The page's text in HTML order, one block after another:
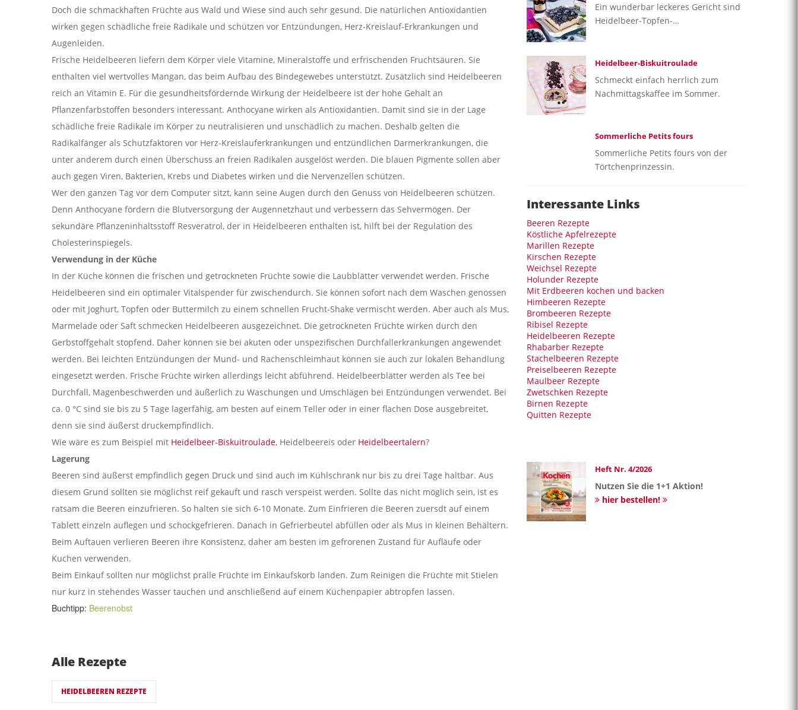
Doch die schmackhaften Früchte aus Wald und Wiese sind auch sehr gesund. Die natürlichen Antioxidantien
wirken gegen schädliche freie Radikale und schützen vor Entzündungen, Herz-Kreislauf-Erkrankungen und
Augenleiden.
Frische Heidelbeeren liefern dem Körper viele Vitamine, Mineralstoffe und erfrischenden Fruchtsäuren. Sie
enthalten viel wertvolles Mangan, das beim Aufbau des Bindegewebes unterstützt. Zusätzlich sind Heidelbeeren
reich an Vitamin E. Für die gesundheitsfördernde Wirkung der Heidelbeere ist der hohe Gehalt an
Pflanzenfarbstoffen besonders interessant. Anthocyane wirken als Antioxidantien. Damit sind sie in der Lage
schädliche freie Radikale im Körper zu neutralisieren und unschädlich zu machen. Deshalb gelten die
Radikalfänger als Schutzfaktoren vor Herz-Kreislauferkrankungen und entzündlichen Darmerkrankungen, die
unter anderem durch einen Überschuss an freien Radikalen ausgelöst werden. Die blauen Pigmente sollen aber
auch gegen Viren, Bakterien, Krebs und Diabetes wirken und die Nervenzellen schützen.
Wer den ganzen Tag vor dem Computer sitzt, kann seine Augen durch den Genuss von Heidelbeeren schützen.
Denn Anthocyane fördern die Blutversorgung der Augennetzhaut und verbessern das Sehvermögen. Der
sekundäre Pflanzeninhaltsstoff Resveratrol, der in Heidelbeeren enthalten ist, hilft bei der Regulation des
Cholesterinspiegels.
Verwendung in der Küche
In der Küche können die frischen und getrockneten Früchte sowie die Laubblätter verwendet werden. Frische
Heidelbeeren sind ein optimaler Vitalspender für zwischendurch. Sie können sofort nach dem Waschen genossen
oder mit Joghurt, Topfen oder Buttermilch zu einem schnellen Frucht-Shake vermischt werden. Aber auch als Mus,
Marmelade oder Saft schmecken Heidelbeeren ausgezeichnet. Die getrockneten Früchte wirken durch den
Gerbstoffgehalt stopfend. Daher können sie bei akuten oder unspezifischen Durchfallerkrankungen angewendet
werden. Bei leichten Entzündungen der Mund- und Rachenschleimhaut können sie auch zur lokalen Behandlung
eingesetzt werden. Frische Früchte wirken allerdings leicht abführend. Heidelbeerblätter werden als Tee bei
Durchfall, Magenbeschwerden und äußerlich zu Waschungen und Umschlägen bei Entzündungen verwendet. Bei
ca. 0 °C sind sie bis zu 5 Tage lagerfähig, am besten auf einem Teller oder in einer flachen Dose ausgebreitet,
denn sie sind äußerst druckempfindlich.
Wie wäre es zum Beispiel mit Heidelbeer-Biskuitroulade, Heidelbeereis oder Heidelbeertalern?
Lagerung
Beeren sind äußerst empfindlich gegen Druck und sind auch im Kühlschrank nur bis zu drei Tage haltbar. Aus
diesem Grund sollten sie möglichst reif gekauft und rasch verspeist werden. Sollte das nicht möglich sein, ist es
ratsam die Beeren einzufrieren. So halten sie sich 6-10 Monate. Zum Einfrieren die Beeren zuersdt auf einem
Tablett einzeln auflegen und schockgefrieren. Danach in Gefrierbeutel abfüllen oder als Mus in kleinen Behältern.
Beim Auftauen verlieren Beeren ihre Konsistenz, daher am besten im gefrorenen Zustand für Aufläufe oder
Kuchen verwenden.
Beim Einkauf sollten nur möglichst pralle Früchte im Einkaufskorb landen. Zum Reinigen die Früchte mit Stielen
nur kurz in stehendes Wasser tauchen und anschließend auf einem Küchenpapier abtropfen lassen.
Buchtipp: Beerenobst
Alle Rezepte
HEIDELBEEREN REZEPTE
Ein wunderbar leckeres Gericht sind
Heidelbeer-Topfen-…
Heidelbeer-Biskuitroulade
Schmeckt einfach herrlich zum
Nachmittagskaffee im Sommer.
Sommerliche Petits fours
Sommerliche Petits fours von der
Törtchenprinzessin.
Interessante Links
Beeren Rezepte
Köstliche Apfelrezepte
Marillen Rezepte
Kirschen Rezepte
Weichsel Rezepte
Holunder Rezepte
Mit Erdbeeren kochen und backen
Himbeeren Rezepte
Brombeeren Rezepte
Ribisel Rezepte
Heidelbeeren Rezepte
Rhabarber Rezepte
Stachelbeeren Rezepte
Preiselbeeren Rezepte
Maulbeer Rezepte
Zwetschken Rezepte
Birnen Rezepte
Quitten Rezepte
Heft Nr. 4/2026
Nutzen Sie die 1+1 Aktion!
hier bestellen!